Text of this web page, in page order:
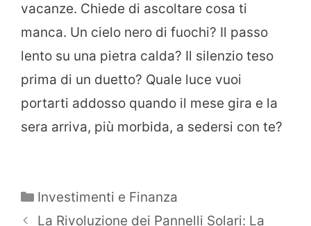
vacanze. Chiede di ascoltare cosa ti
manca. Un cielo nero di fuochi? Il passo
lento su una pietra calda? Il silenzio teso
prima di un duetto? Quale luce vuoi
portarti addosso quando il mese gira e la
sera arriva, più morbida, a sedersi con te?
Categorie
Investimenti e Finanza
La Rivoluzione dei Pannelli Solari: La